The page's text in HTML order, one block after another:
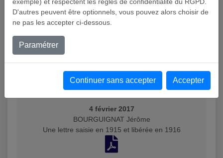
2 septembre 2017
Réclamation pour un mandat télégraphique en Algérie
4 février 2017
BOURGUIGNAT Jérôme
Une lettre saisie en 1915 et libérée en 1916
D'autres peuvent être optionnels, vous pouvez alors choisir de
ne pas les accepter ci-dessous.
Paramétrer
Continuer sans accepter Accepter